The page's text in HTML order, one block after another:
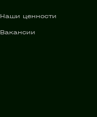
Наши ценности
Вакансии